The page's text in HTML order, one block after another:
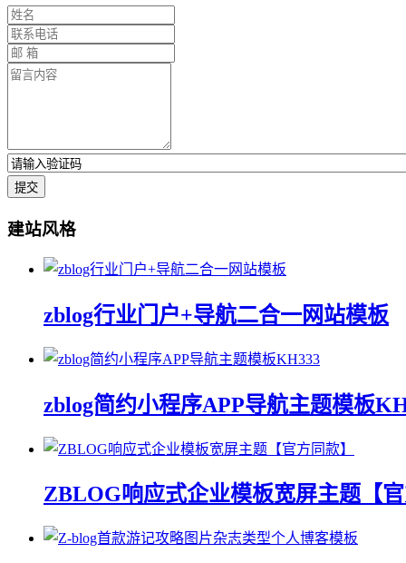
提交
建站风格
zblog行业门户+导航二合一网站模板
zblog简约小程序APP导航主题模板
ZBLOG响应式企业模板宽屏主题【